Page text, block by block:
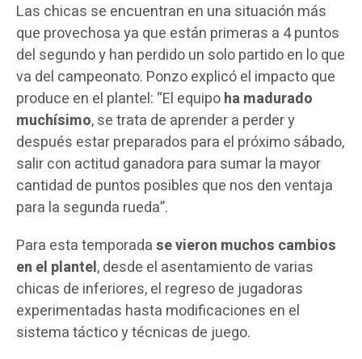
Las chicas se encuentran en una situación más
que provechosa ya que están primeras a 4 puntos
del segundo y han perdido un solo partido en lo que
va del campeonato. Ponzo explicó el impacto que
produce en el plantel: “El equipoha madurado
muchísimo, se trata de aprender a perder y
después estar preparados para el próximo sábado,
salir con actitud ganadora para sumar la mayor
cantidad de puntos posibles que nos den ventaja
para la segunda rueda”.
Para esta temporadase vieron muchos cambios
en el plantel, desde el asentamiento de varias
chicas de inferiores, el regreso de jugadoras
experimentadas hasta modificaciones en el
sistema táctico y técnicas de juego.